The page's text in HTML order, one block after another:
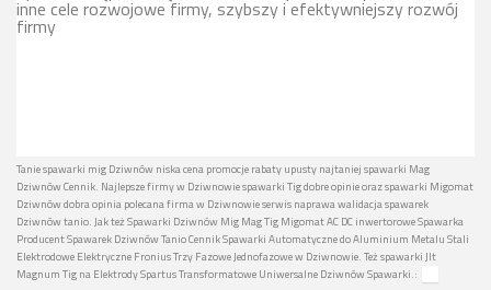
inne cele rozwojowe firmy, szybszy i efektywniejszy rozwój
firmy
Tanie spawarki mig Dziwnów niska cena promocje rabaty upusty najtaniej spawarki Mag
Dziwnów Cennik. Najlepsze firmy w Dziwnowie spawarki Tig dobre opinie oraz spawarki Migomat
Dziwnów dobra opinia polecana firma w Dziwnowie serwis naprawa walidacja spawarek
Dziwnów tanio. Jak też Spawarki Dziwnów Mig Mag Tig Migomat AC DC inwertorowe Spawarka
Producent Spawarek Dziwnów Tanio Cennik Spawarki Automatyczne do Aluminium Metalu Stali
Elektrodowe Elektryczne Fronius Trzy Fazowe Jednofazowe w Dziwnowie. Też spawarki Jlt
Magnum Tig na Elektrody Spartus Transformatowe Uniwersalne Dziwnów Spawarki.: